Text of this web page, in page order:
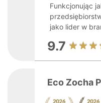
Funkcjonując
jako lider w
9.7
Eco Zocha